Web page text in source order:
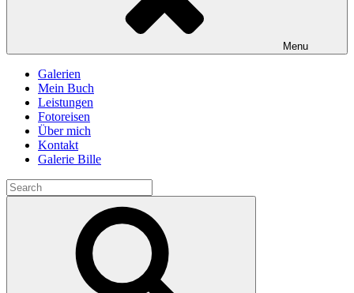
Menu
Galerien
Mein Buch
Leistungen
Fotoreisen
Über mich
Kontakt
Galerie Bille
Search
for: